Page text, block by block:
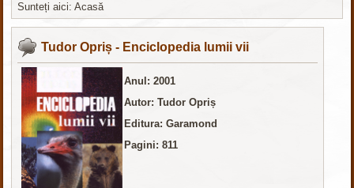
Sunteți aici:Acasă
Tudor Opriș - Enciclopedia lumii vii
Anul: 2001
Autor: Tudor Opriș
Editura: Garamond
Pagini: 811